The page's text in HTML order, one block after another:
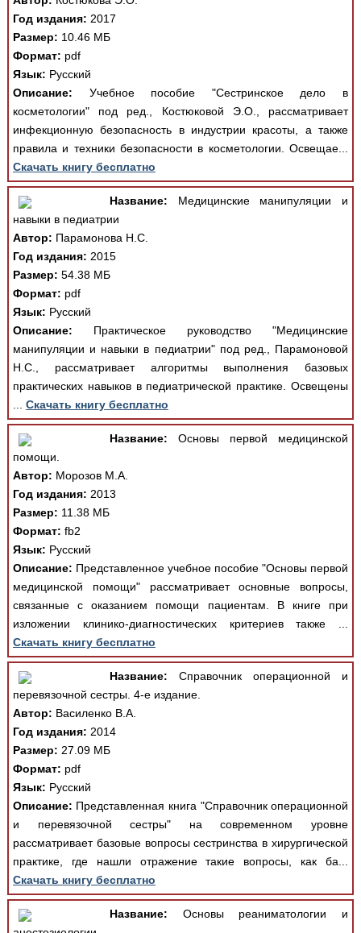
Год издания: 2017
Размер: 10.46 МБ
Формат: pdf
Язык: Русский
Описание: Учебное пособие "Сестринское дело в
косметологии" под ред., Костюковой Э.О., рассматривает
инфекционную безопасность в индустрии красоты, а также
правила и техники безопасности в косметологии. Освещае...
Скачать книгу бесплатно
Название: Медицинские манипуляции и
навыки в педиатрии
Автор: Парамонова Н.С.
Год издания: 2015
Размер: 54.38 МБ
Формат: pdf
Язык: Русский
Описание: Практическое руководство "Медицинские
манипуляции и навыки в педиатрии" под ред., Парамоновой
Н.С., рассматривает алгоритмы выполнения базовых
практических навыков в педиатрической практике. Освещены
Скачать книгу бесплатно
Название: Основы первой медицинской
помощи.
Автор: Морозов М.А.
Год издания: 2013
Размер: 11.38 МБ
Формат: fb2
Язык: Русский
Описание: Представленное учебное пособие "Основы первой
медицинской помощи" рассматривает основные вопросы,
связанные с оказанием помощи пациентам. В книге при
изложении клинико-диагностических критериев также ...
Скачать книгу бесплатно
Название: Справочник операционной и
перевязочной сестры. 4-е издание.
Автор: Василенко В.А.
Год издания: 2014
Размер: 27.09 МБ
Формат: pdf
Язык: Русский
Описание: Представленная книга "Справочник операционной
и перевязочной сестры" на современном уровне
рассматривает базовые вопросы сестринства в хирургической
практике, где нашли отражение такие вопросы, как ба...
Скачать книгу бесплатно
Название: Основы реаниматологии и